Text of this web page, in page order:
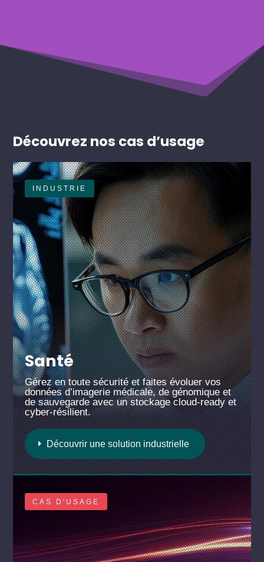
Découvrez nos cas d’usage
INDUSTRIE
Santé
Gérez en toute sécurité et faites évoluer vos
données d’imagerie médicale, de génomique et
de sauvegarde avec un stockage cloud-ready et
cyber-résilient.
Découvrir une solution industrielle
CAS D'USAGE